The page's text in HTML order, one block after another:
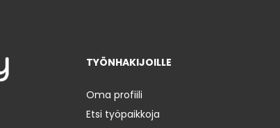
TYÖNHAKIJOILLE
Oma profiili
Etsi työpaikkoja